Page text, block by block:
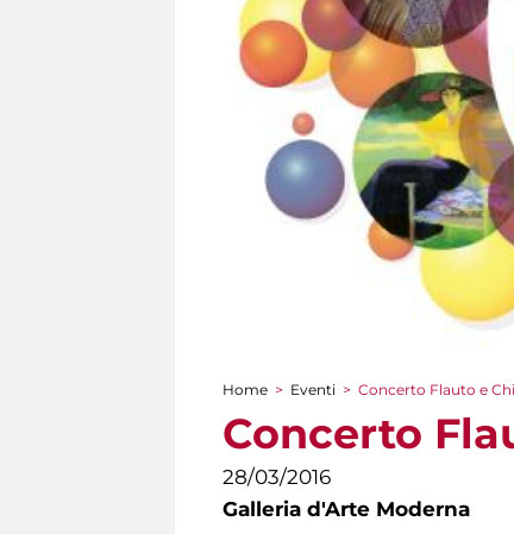
Tu sei qui
Home > Eventi > Concerto Flauto e
Concerto
28/03/2016
Galleria d'Arte Moderna